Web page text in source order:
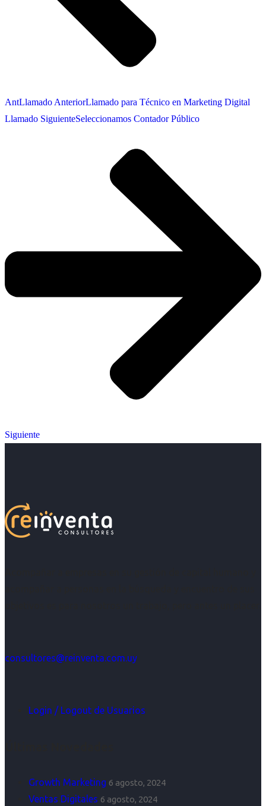
AntLlamado AnteriorLlamado para Técnico en Marketing Digital
Llamado SiguienteSeleccionamos Contador Público
Siguiente
consultores@reinventa.com.uy
Login / Logout de Usuarios
Growth Marketing 6 agosto, 2024
Ventas Digitales 6 agosto, 2024